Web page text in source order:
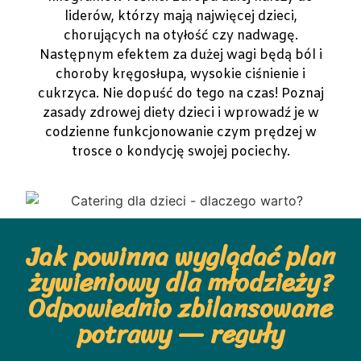
liderów, którzy mają najwięcej dzieci,
chorujących na otyłość czy nadwagę.
Następnym efektem za dużej wagi będą ból i
choroby kręgosłupa, wysokie ciśnienie i
cukrzyca. Nie dopuść do tego na czas! Poznaj
zasady zdrowej diety dzieci i wprowadź je w
codzienne funkcjonowanie czym prędzej w
trosce o kondycję swojej pociechy.
Jak powinna wyglądać plan
żywieniowy dla młodzieży?
Odpowiednio zbilansowane
potrawy — reguły